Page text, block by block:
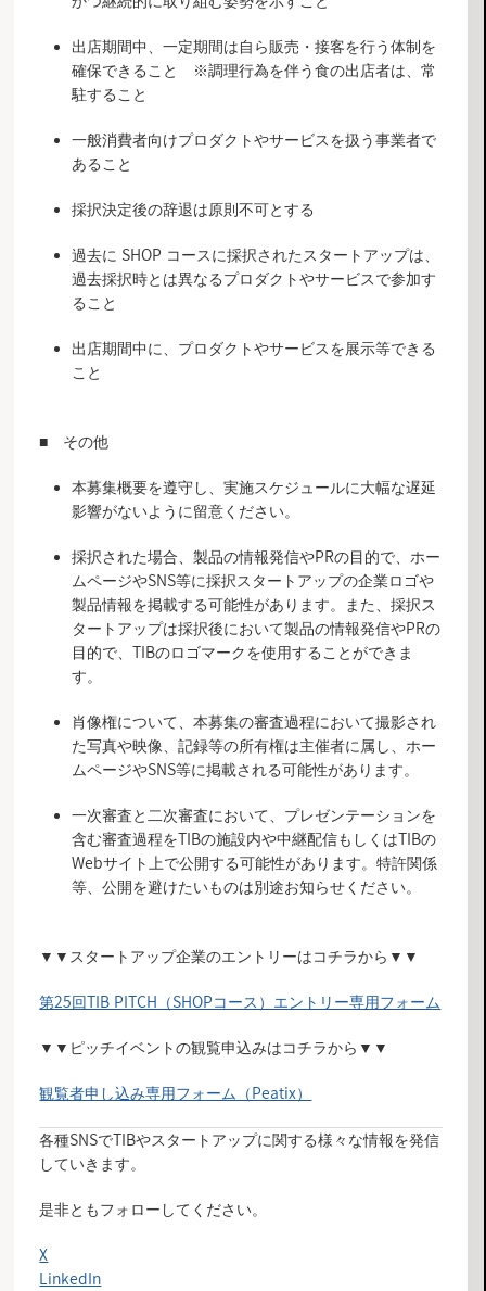
出店期間中、一定期間は自ら販売・接客を行う体制を
確保できること ※調理行為を伴う食の出店者は、常
駐すること
一般消費者向けプロダクトやサービスを扱う事業者で
あること
採択決定後の辞退は原則不可とする
過去に SHOP コースに採択されたスタートアップは、
過去採択時とは異なるプロダクトやサービスで参加す
ること
出店期間中に、プロダクトやサービスを展示等できる
こと
■ その他
本募集概要を遵守し、実施スケジュールに大幅な遅延
影響がないように留意ください。
採択された場合、製品の情報発信やPRの目的で、ホー
ムページやSNS等に採択スタートアップの企業ロゴや
製品情報を掲載する可能性があります。また、採択ス
タートアップは採択後において製品の情報発信やPRの
目的で、TIBのロゴマークを使用することができま
す。
肖像権について、本募集の審査過程において撮影され
た写真や映像、記録等の所有権は主催者に属し、ホー
ムページやSNS等に掲載される可能性があります。
一次審査と二次審査において、プレゼンテーションを
含む審査過程をTIBの施設内や中継配信もしくはTIBの
Webサイト上で公開する可能性があります。特許関係
等、公開を避けたいものは別途お知らせください。
▼▼スタートアップ企業のエントリーはコチラから▼▼
第25回TIB PITCH（SHOPコース）エントリー専用フォーム
▼▼ピッチイベントの観覧申込みはコチラから▼▼
観覧者申し込み専用フォーム（Peatix）
各種SNSでTIBやスタートアップに関する様々な情報を発信
していきます。
是非ともフォローしてください。
X
LinkedIn